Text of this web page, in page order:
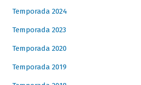
Temporada 2024
Temporada 2023
Temporada 2020
Temporada 2019